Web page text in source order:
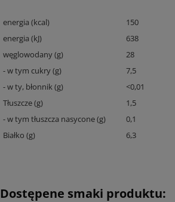
energia (kcal) 150
energia (kJ)
638
węglowodany (g)
28
- w tym cukry (g)
7,5
- w ty, błonnik (g)
<0,01
Tłuszcze (g)
1,5
- w tym tłuszcza nasycone (g)
0,1
Białko (g)
6,3
Dostępene smaki produktu: